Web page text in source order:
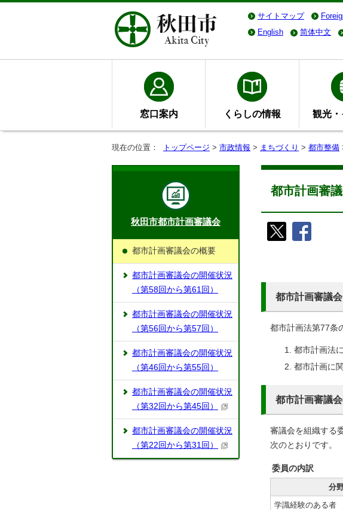
サイトマップ
English
简体中文
窓口案内 くらしの情報 観光・
現在の位置： トップページ > 市政情報 > まちづくり > 都市整備
都市計画審
都市計画審議
都市計画法第77条
都市計画法
都市計画に
都市計画審議
審議会を組織する
次のとおりです。
委員の内訳
分
学識経験のある者
秋田市都市計画審議会
都市計画審議会の概要
都市計画審議会の開催状況
（第58回から第61回）
都市計画審議会の開催状況
（第56回から第57回）
都市計画審議会の開催状況
（第46回から第55回）
都市計画審議会の開催状況
（第32回から第45回）
都市計画審議会の開催状況
（第22回から第31回）